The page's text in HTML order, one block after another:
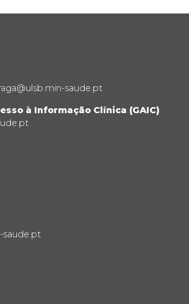
saude.pt
à Informação Clínica (GAIC)
saude.pt